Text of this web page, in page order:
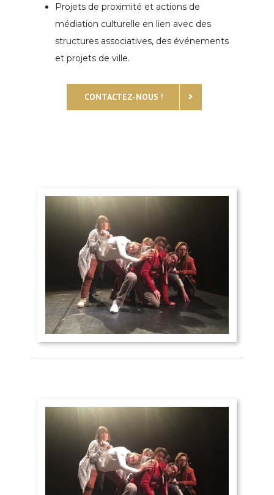
Projets de proximité et actions de
médiation culturelle en lien avec des
structures associatives, des événements
et projets de ville.
CONTACTEZ-NOUS !